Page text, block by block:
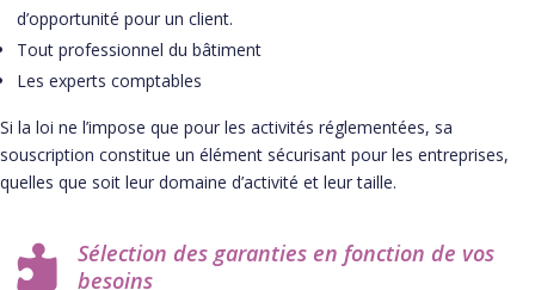
d’opportunité pour un client.
Tout professionnel du bâtiment
Les experts comptables
Si la loi ne l’impose que pour les activités réglementées, sa
souscription constitue un élément sécurisant pour les entreprises,
quelles que soit leur domaine d’activité et leur taille.

Sélection des garanties en fonction de vos
besoins